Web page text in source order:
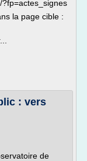
la page cible :
: vers
de